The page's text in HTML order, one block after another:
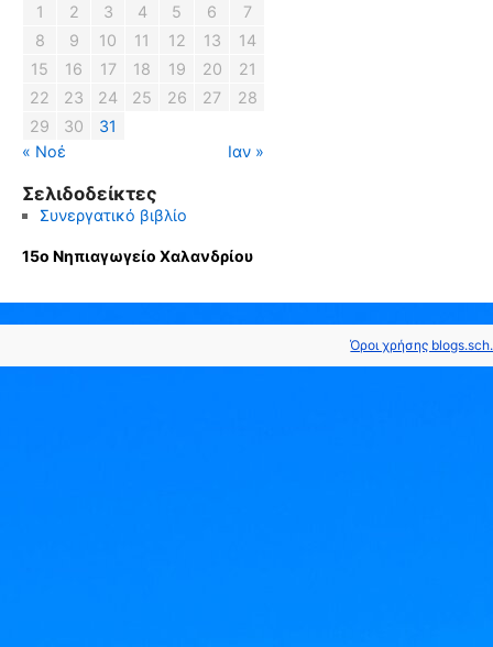
1 2 3 4 5 6
7
8
9 10 11 12 13
14
15
16 17 18 19 20
21
22
23 24 25 26 27
28
29
30
31
« Νοέ
Ιαν »
Σελιδοδείκτες
Συνεργατικό βιβλίο
15ο Νηπιαγωγείο Χαλανδρίου
Όροι χρήσης